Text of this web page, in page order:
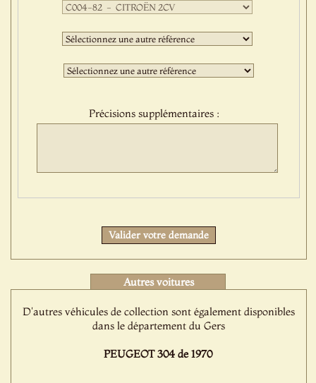
Première
sélection
:Deuxième
sélection
:Troisième
sélection
Précisions supplémentaires :
Valider votre demande
Autres voitures
D'autres véhicules de collection sont également disponibles
dans le département du Gers
PEUGEOT 304 de 1970